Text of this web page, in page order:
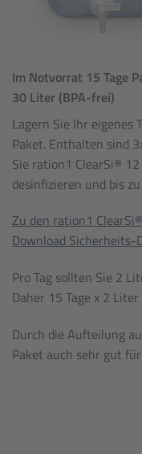
Im Notvorrat 15 Tage
30 Liter (BPA-frei)
Lagern Sie Ihr eigenes
Paket. Enthalten sind
Sie ration1 ClearSi®
desinfizieren und bis
Zu den ration1
Download Sicherheits-
Pro Tag sollten Sie 2
Daher 15 Tage x 2
Durch die Aufteilung
Paket auch sehr gut